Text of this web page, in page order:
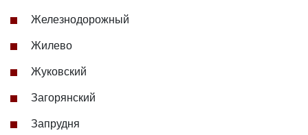
Железнодорожный
Жилево
Жуковский
Загорянский
Запрудня